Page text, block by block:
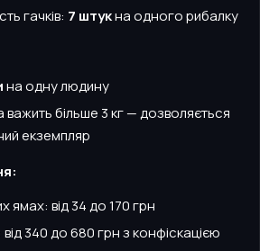
гачків: 7 штукна одного рибалку
на одну людину
більше 3 кг — дозволяється
екземпляр
ямах: від 34 до 170 грн
340 до 680 грн з конфіскацією